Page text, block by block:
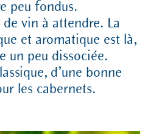
peu fondus.
de vin à attendre. La
et aromatique est là,
un peu dissociée.
d’une bonne
les cabernets.